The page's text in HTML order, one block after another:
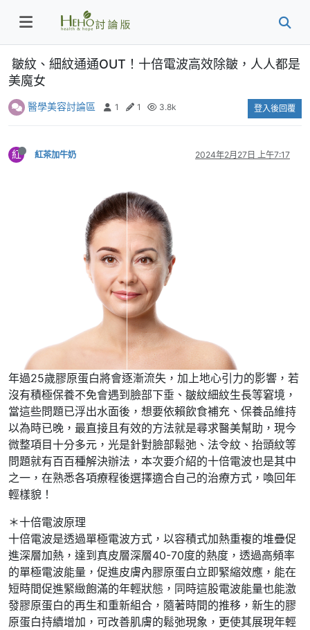
皺紋、細紋通通OUT！十倍電波高效除皺，人人都是
美魔女
醫學美容討論區 1 1 3.8k 登入後回覆
紅 紅茶加牛奶 2024年2月27日 上午7:17
年過25歲膠原蛋白將會逐漸流失，加上地心引力的影響，若
沒有積極保養不免會遇到臉部下垂、皺紋細紋生長等窘境，
當這些問題已浮出水面後，想要依賴飲食補充、保養品維持
以為時已晚，最直接且有效的方法就是尋求醫美幫助，現今
微整項目十分多元，光是針對臉部鬆弛、法令紋、抬頭紋等
問題就有百百種解決辦法，本次要介紹的十倍電波也是其中
之一，在熟悉各項療程後選擇適合自己的治療方式，喚回年
輕樣貌！
＊十倍電波原理
十倍電波是透過單極電波方式，以容積式加熱重複的堆疊促
進深層加熱，達到真皮層深層40-70度的熱度，透過高頻率
的單極電波能量，促進皮膚內膠原蛋白立即緊縮效應，能在
短時間促進緊緻飽滿的年輕狀態，同時這股電波能量也能激
發膠原蛋白的再生和重新組合，隨著時間的推移，新生的膠
原蛋白持續增加，可改善肌膚的鬆弛現象，更使其展現年輕